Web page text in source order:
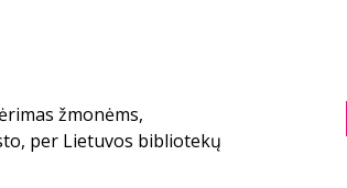
žmonėms,
per Lietuvos bibliotekų